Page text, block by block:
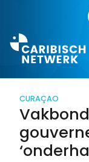
CURAÇAO